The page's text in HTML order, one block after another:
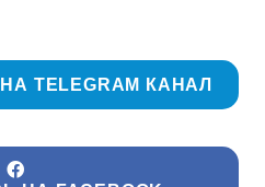
TELEGRAM КАНАЛ